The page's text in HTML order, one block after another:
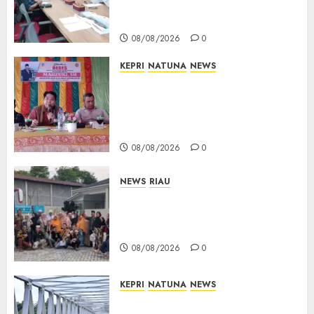
08/08/2026 0
KEPRI NATUNA NEWS
08/08/2026 0
NEWS RIAU
08/08/2026 0
KEPRI NATUNA NEWS